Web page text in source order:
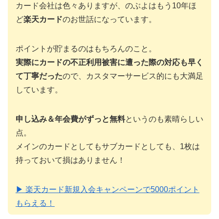
カード会社は色々ありますが、のぶよはもう10年ほ
ど楽天カードのお世話になっています。
ポイントが貯まるのはもちろんのこと。
実際にカードの不正利用被害に遭った際の対応も早く
て丁寧だったので、カスタマーサービス的にも大満足
しています。
申し込み＆年会費がずっと無料というのも素晴らしい
点。
メインのカードとしてもサブカードとしても、1枚は
持っておいて損はありません！
▶ 楽天カード新規入会キャンペーンで5000ポイント
もらえる！